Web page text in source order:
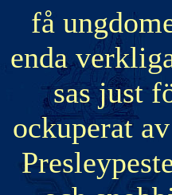
få
enda
sas just
ockuperat